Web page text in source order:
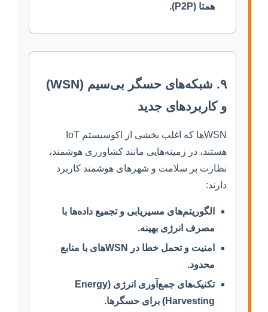
همتا (P2P).
۹. شبکه‌های حسگر بی‌سیم (WSN)
و کاربردهای جدید
WSNها که اغلب بخشی از اکوسیستم IoT
هستند، در زمینه‌هایی مانند کشاورزی هوشمند،
نظارت بر سلامت و شهرهای هوشمند کاربرد
دارند:
الگوریتم‌های مسیریابی و تجمیع داده‌ها با
مصرف انرژی بهینه.
امنیت و تحمل خطا در WSNهای با منابع
محدود.
تکنیک‌های جمع‌آوری انرژی (Energy
Harvesting) برای حسگرها.